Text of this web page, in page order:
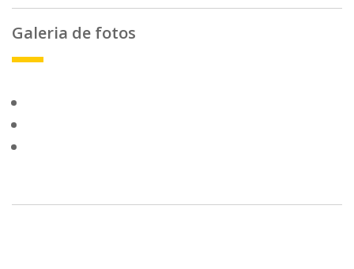
Galeria de fotos